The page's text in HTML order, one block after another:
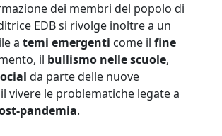
dei membri del popolo di
EDB si rivolge inoltre a un
a temi emergenti come il fine
il bullismo nelle scuole,
da parte delle nuove
vivere le problematiche legate a
pandemia.